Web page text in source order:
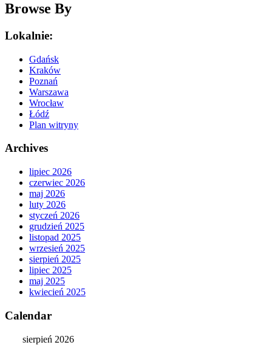
Browse By
Lokalnie:
Gdańsk
Kraków
Poznań
Warszawa
Wrocław
Łódź
Plan witryny
Archives
lipiec 2026
czerwiec 2026
maj 2026
luty 2026
styczeń 2026
grudzień 2025
listopad 2025
wrzesień 2025
sierpień 2025
lipiec 2025
maj 2025
kwiecień 2025
Calendar
sierpień 2026